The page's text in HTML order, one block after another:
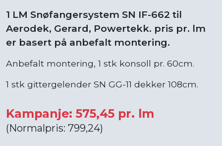
1 LM Snøfangersystem SN IF-662 til
Aerodek, Gerard, Powertekk. pris pr. lm
er basert på anbefalt montering.
Anbefalt montering, 1 stk konsoll pr. 60cm.
1 stk gittergelender SN GG-11 dekker 108cm.
Kampanje: 575,45 pr. lm
(Normalpris: 799,24)